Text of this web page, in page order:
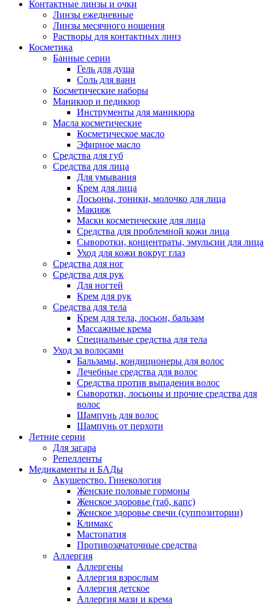
Контактные линзы и очки
Линзы ежедневные
Линзы месячного ношения
Растворы для контактных линз
Косметика
Банные серии
Гель для душа
Соль для ванн
Косметические наборы
Маникюр и педикюр
Инструменты для маникюра
Масла косметические
Косметическое масло
Эфирное масло
Средства для губ
Средства для лица
Для умывания
Крем для лица
Лосьоны, тоники, молочко для лица
Макияж
Маски косметические для лица
Средства для проблемной кожи лица
Сыворотки, концентраты, эмульсии для лица
Уход для кожи вокруг глаз
Средства для ног
Средства для рук
Для ногтей
Крем для рук
Средства для тела
Крем для тела, лосьон, бальзам
Массажные крема
Специальные средства для тела
Уход за волосами
Бальзамы, кондиционеры для волос
Лечебные средства для волос
Средства против выпадения волос
Сыворотки, лосьоны и прочие средства для
волос
Шампунь для волос
Шампунь от перхоти
Летние серии
Для загара
Репелленты
Медикаменты и БАДы
Акушерство. Гинекология
Женские половые гормоны
Женское здоровье (таб, капс)
Женское здоровье свечи (суппозитории)
Климакс
Мастопатия
Противозачаточные средства
Аллергия
Аллергены
Аллергия взрослым
Аллергия детское
Аллергия мази и крема